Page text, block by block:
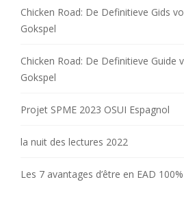
Chicken Road: De Definitieve Gids
Gokspel
Chicken Road: De Definitieve Guide
Gokspel
Projet SPME 2023 OSUI Espagnol
la nuit des lectures 2022
Les 7 avantages d’être en EAD 100%